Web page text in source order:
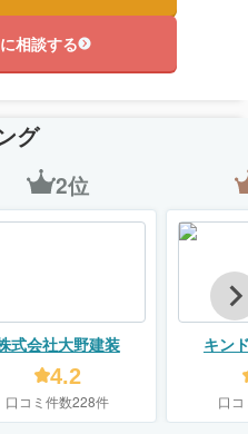
相談する
グ
2位
式会社大野建装
4.2
口コミ件数228件
キン
【
口